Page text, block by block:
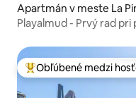
Apartmán v meste La
Playalmud - Prvý rad pri
Najobľúbenejšie medzi
Obľúbené medzi